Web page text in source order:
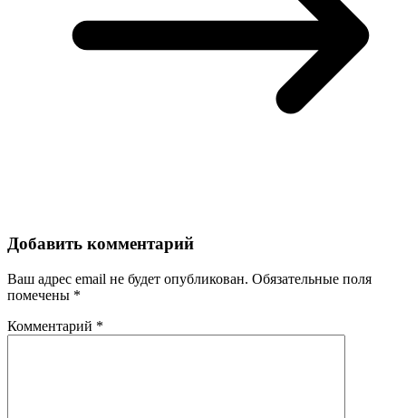
Добавить комментарий
Ваш адрес email не будет опубликован. Обязательные поля
помечены *
Комментарий *